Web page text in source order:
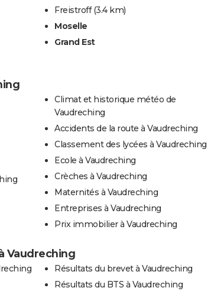
Freistroff (3.4 km)
Moselle
Grand Est
Climat et historique météo de
Vaudreching
Accidents de la route à Vaudreching
Classement des lycées à Vaudreching
Ecole à Vaudreching
Crèches à Vaudreching
Maternités à Vaudreching
Entreprises à Vaudreching
Prix immobilier à Vaudreching
Vaudreching
Résultats du brevet à Vaudreching
Résultats du BTS à Vaudreching